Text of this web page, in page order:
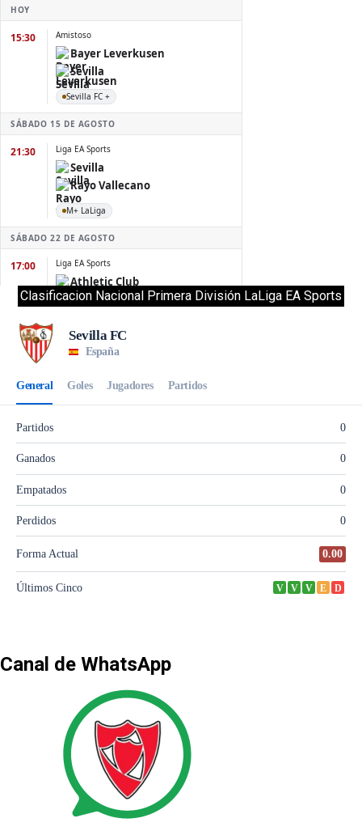
Clasificacion Nacional Primera División LaLiga EA Sports
Canal de WhatsApp